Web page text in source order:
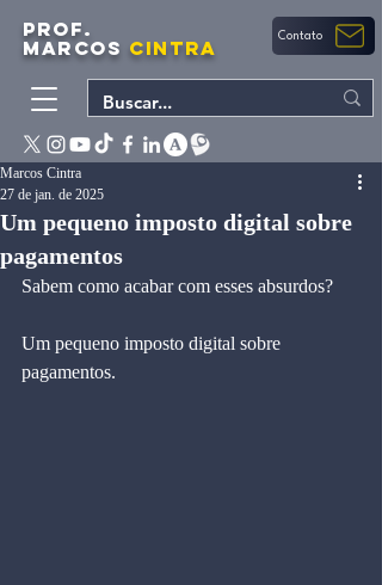
PROF.
MARCOS CINTRA Contato
Um pequeno imposto digital sobre
pagamentos
Marcos Cintra
27 de jan. de 2025
Sabem como acabar com esses absurdos?
Um pequeno imposto digital sobre
pagamentos.